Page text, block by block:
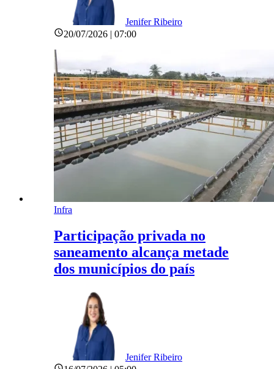
Jenifer Ribeiro
20/07/2026 | 07:00
Infra
Participação privada no
saneamento alcança metade
dos municípios do país
Jenifer Ribeiro